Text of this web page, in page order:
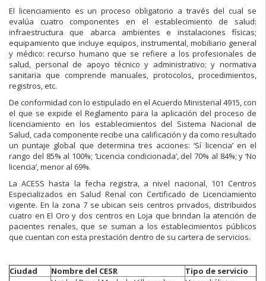
El licenciamiento es un proceso obligatorio a través del cual se
evalúa cuatro componentes en el establecimiento de salud:
infraestructura que abarca ambientes e instalaciones físicas;
equipamiento que incluye equipos, instrumental, mobiliario general
y médico: recurso humano que se refiere a los profesionales de
salud, personal de apoyo técnico y administrativo; y normativa
sanitaria que comprende manuales, protocolos, procedimientos,
registros, etc.
De conformidad con lo estipulado en el Acuerdo Ministerial 4915, con
el que se expide el Reglamento para la aplicación del proceso de
licenciamiento en los establecimientos del Sistema Nacional de
Salud, cada componente recibe una calificación y da como resultado
un puntaje global que determina tres acciones: ‘Sí licencia’ en el
rango del 85% al 100%; ‘Licencia condicionada’, del 70% al 84%; y ‘No
licencia’, menor al 69%.
La ACESS hasta la fecha registra, a nivel nacional, 101 Centros
Especializados en Salud Renal con Certificado de Licenciamiento
vigente. En la zona 7 se ubican seis centros privados, distribuidos
cuatro en El Oro y dos centros en Loja que brindan la atención de
pacientes renales, que se suman a los establecimientos públicos
que cuentan con esta prestación dentro de su cartera de servicios.
Ciudad Nombre del CESR
Tipo de servicio